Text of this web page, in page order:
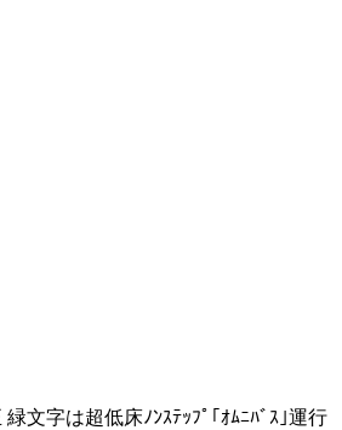
文字は超低床ﾉﾝｽﾃｯﾌﾟ｢ｵﾑﾆﾊﾞｽ｣運行